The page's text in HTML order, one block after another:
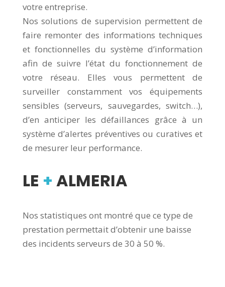
votre entreprise.
Nos solutions de supervision permettent de
faire remonter des informations techniques
et fonctionnelles du système d’information
afin de suivre l’état du fonctionnement de
votre réseau. Elles vous permettent de
surveiller constamment vos équipements
sensibles (serveurs, sauvegardes, switch…),
d’en anticiper les défaillances grâce à un
système d’alertes préventives ou curatives et
de mesurer leur performance.
LE + ALMERIA
Nos statistiques ont montré que ce type de
prestation permettait d’obtenir une baisse
des incidents serveurs de 30 à 50 %.